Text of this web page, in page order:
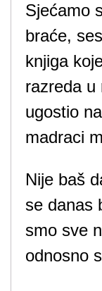
Sjećamo
braće,
knjiga
razreda u
ugostio
madraci
Nije baš
se danas
smo sve
odnosno